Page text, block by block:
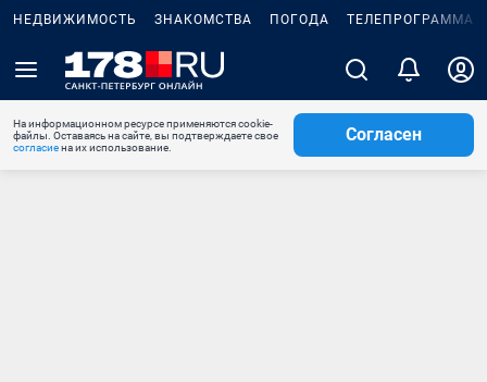
НЕДВИЖИМОСТЬ ЗНАКОМСТВА ПОГОДА ТЕЛЕПРОГРАММА
На информационном ресурсе применяются cookie-
файлы. Оставаясь на сайте, вы подтверждаете свое
согласиена их использование.
Согласен